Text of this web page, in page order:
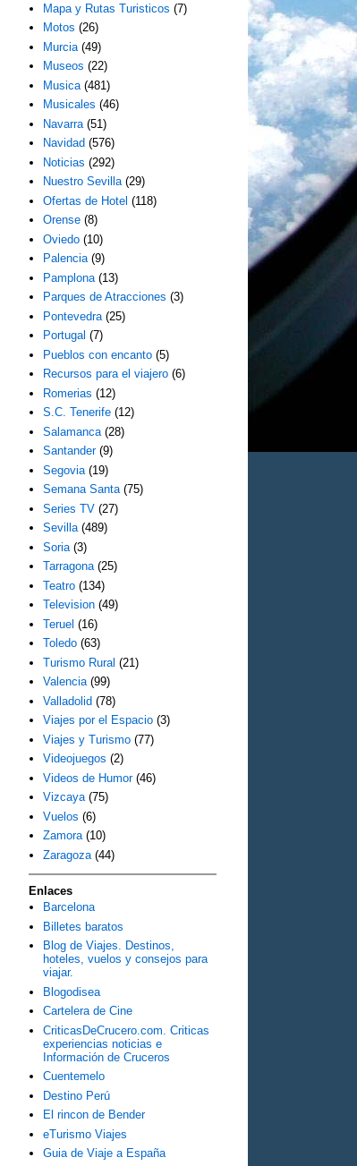
Mapa y Rutas Turisticos (7)
Motos (26)
Murcia (49)
Museos (22)
Musica (481)
Musicales (46)
Navarra (51)
Navidad (576)
Noticias (292)
Nuestro Sevilla (29)
Ofertas de Hotel (118)
Orense (8)
Oviedo (10)
Palencia (9)
Pamplona (13)
Parques de Atracciones (3)
Pontevedra (25)
Portugal (7)
Pueblos con encanto (5)
Recursos para el viajero (6)
Romerias (12)
S.C. Tenerife (12)
Salamanca (28)
Santander (9)
Segovia (19)
Semana Santa (75)
Series TV (27)
Sevilla (489)
Soria (3)
Tarragona (25)
Teatro (134)
Television (49)
Teruel (16)
Toledo (63)
Turismo Rural (21)
Valencia (99)
Valladolid (78)
Viajes por el Espacio (3)
Viajes y Turismo (77)
Videojuegos (2)
Videos de Humor (46)
Vizcaya (75)
Vuelos (6)
Zamora (10)
Zaragoza (44)
Enlaces
Barcelona
Billetes baratos
Blog de Viajes. Destinos,
hoteles, vuelos y consejos para
viajar.
Blogodisea
Cartelera de Cine
CriticasDeCrucero.com. Criticas
experiencias noticias e
Información de Cruceros
Cuentemelo
Destino Perú
El rincon de Bender
eTurismo Viajes
Guia de Viaje a España